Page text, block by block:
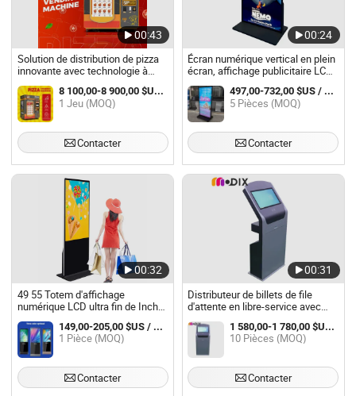
00:43
Solution de distribution de pizza
innovante avec technologie à
écran tactile
8 100,00-8 900,00 $US / Jeu
1 Jeu (MOQ)
Contacter
00:24
Écran numérique vertical en plein
écran, affichage publicitaire LCD,
panneau interactif, borne debout
avec écran tactile
497,00-732,00 $US / Pièce
5 Pièces (MOQ)
Contacter
00:32
49 55 Totem d'affichage
numérique LCD ultra fin de Inch
Prix Kiosque interactif à écran
tactile Écran publicitaire
numérique
149,00-205,00 $US / Pièce
1 Pièce (MOQ)
Contacter
00:31
Distributeur de billets de file
d'attente en libre-service avec
écran tactile et code QR pour la
cantine scolaire
1 580,00-1 780,00 $US / Pièce
10 Pièces (MOQ)
Contacter